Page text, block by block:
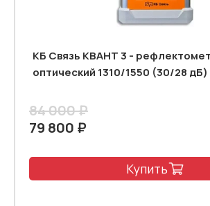
КБ Связь КВАНТ 3 -
оптический 1310/1550 (30/28 дБ)
84 000 ₽
79 800 ₽
Купить